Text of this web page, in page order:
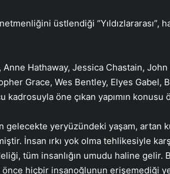
üstlendiği “Yıldızlararası”,
Hathaway, Jessica Chastain,
Grace, Wes Bentley, Elyes Gabel,
kadrosuyla öne çıkan yapımın konusu
gelecekte yeryüzündeki yaşam, artan
İnsan ırkı yok olma tehlikesiyle
tüm insanlığın umudu haline
hiçbir insanoğlunun erişemediği